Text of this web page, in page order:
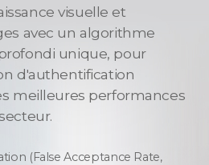
visuelle et
avec un algorithme
unique, pour
d'authentification
meilleures performances
(False Acceptance Rate,